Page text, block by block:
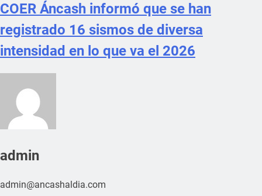
COER Áncash informó que se han
registrado 16 sismos de diversa
intensidad en lo que va el 2026
admin
admin@ancashaldia.com